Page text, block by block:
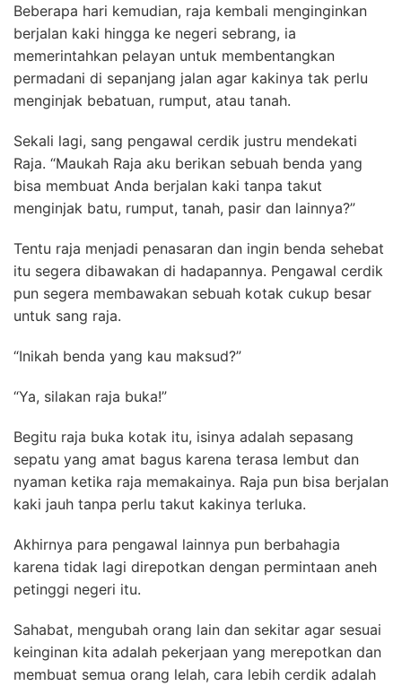
Beberapa hari kemudian, raja kembali menginginkan
berjalan kaki hingga ke negeri sebrang, ia
memerintahkan pelayan untuk membentangkan
permadani di sepanjang jalan agar kakinya tak perlu
menginjak bebatuan, rumput, atau tanah.
Sekali lagi, sang pengawal cerdik justru mendekati
Raja. “Maukah Raja aku berikan sebuah benda yang
bisa membuat Anda berjalan kaki tanpa takut
menginjak batu, rumput, tanah, pasir dan lainnya?”
Tentu raja menjadi penasaran dan ingin benda sehebat
itu segera dibawakan di hadapannya. Pengawal cerdik
pun segera membawakan sebuah kotak cukup besar
untuk sang raja.
“Inikah benda yang kau maksud?”
“Ya, silakan raja buka!”
Begitu raja buka kotak itu, isinya adalah sepasang
sepatu yang amat bagus karena terasa lembut dan
nyaman ketika raja memakainya. Raja pun bisa berjalan
kaki jauh tanpa perlu takut kakinya terluka.
Akhirnya para pengawal lainnya pun berbahagia
karena tidak lagi direpotkan dengan permintaan aneh
petinggi negeri itu.
Sahabat, mengubah orang lain dan sekitar agar sesuai
keinginan kita adalah pekerjaan yang merepotkan dan
membuat semua orang lelah, cara lebih cerdik adalah